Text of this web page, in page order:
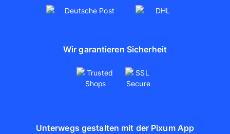
Wir garantieren Sicherheit
Unterwegs gestalten mit der Pixum App